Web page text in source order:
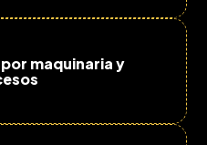
maquinaria y